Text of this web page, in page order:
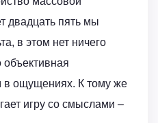
двадцать пять мы
в этом нет ничего
объективная
в ощущениях. К тому же
игру со смыслами –